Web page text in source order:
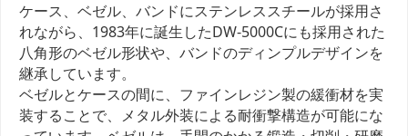
ケース、ベゼル、バンドにステンレススチールが採用さ
れながら、1983年に誕生したDW-5000Cにも採用された
八角形のベゼル形状や、バンドのディンプルデザインを
継承しています。
ベゼルとケースの間に、ファインレジン製の緩衝材を実
装することで、メタル外装による耐衝撃構造が可能にな